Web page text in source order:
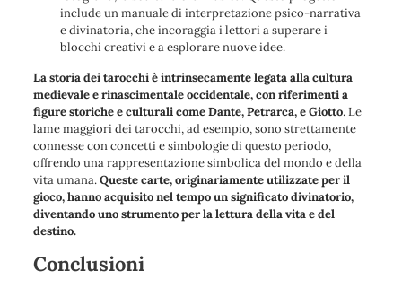
include un manuale di interpretazione psico-narrativa
e divinatoria, che incoraggia i lettori a superare i
blocchi creativi e a esplorare nuove idee.
La storia dei tarocchi è intrinsecamente legata alla cultura
medievale e rinascimentale occidentale, con riferimenti a
figure storiche e culturali come Dante, Petrarca, e Giotto. Le
lame maggiori dei tarocchi, ad esempio, sono strettamente
connesse con concetti e simbologie di questo periodo,
offrendo una rappresentazione simbolica del mondo e della
vita umana.Queste carte, originariamente utilizzate per il
gioco, hanno acquisito nel tempo un significato divinatorio,
diventando uno strumento per la lettura della vita e del
destino.
Conclusioni